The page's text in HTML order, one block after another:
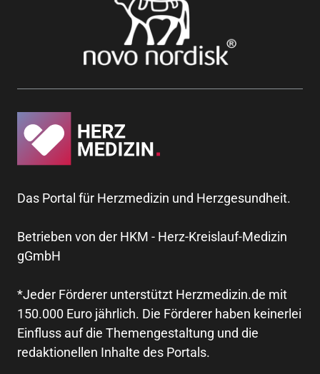
Das Portal für Herzmedizin und Herzgesundheit.
Betrieben von der HKM - Herz-Kreislauf-Medizin
gGmbH
*Jeder Förderer unterstützt Herzmedizin.de mit
150.000 Euro jährlich. Die Förderer haben keinerlei
Einfluss auf die Themengestaltung und die
redaktionellen Inhalte des Portals.